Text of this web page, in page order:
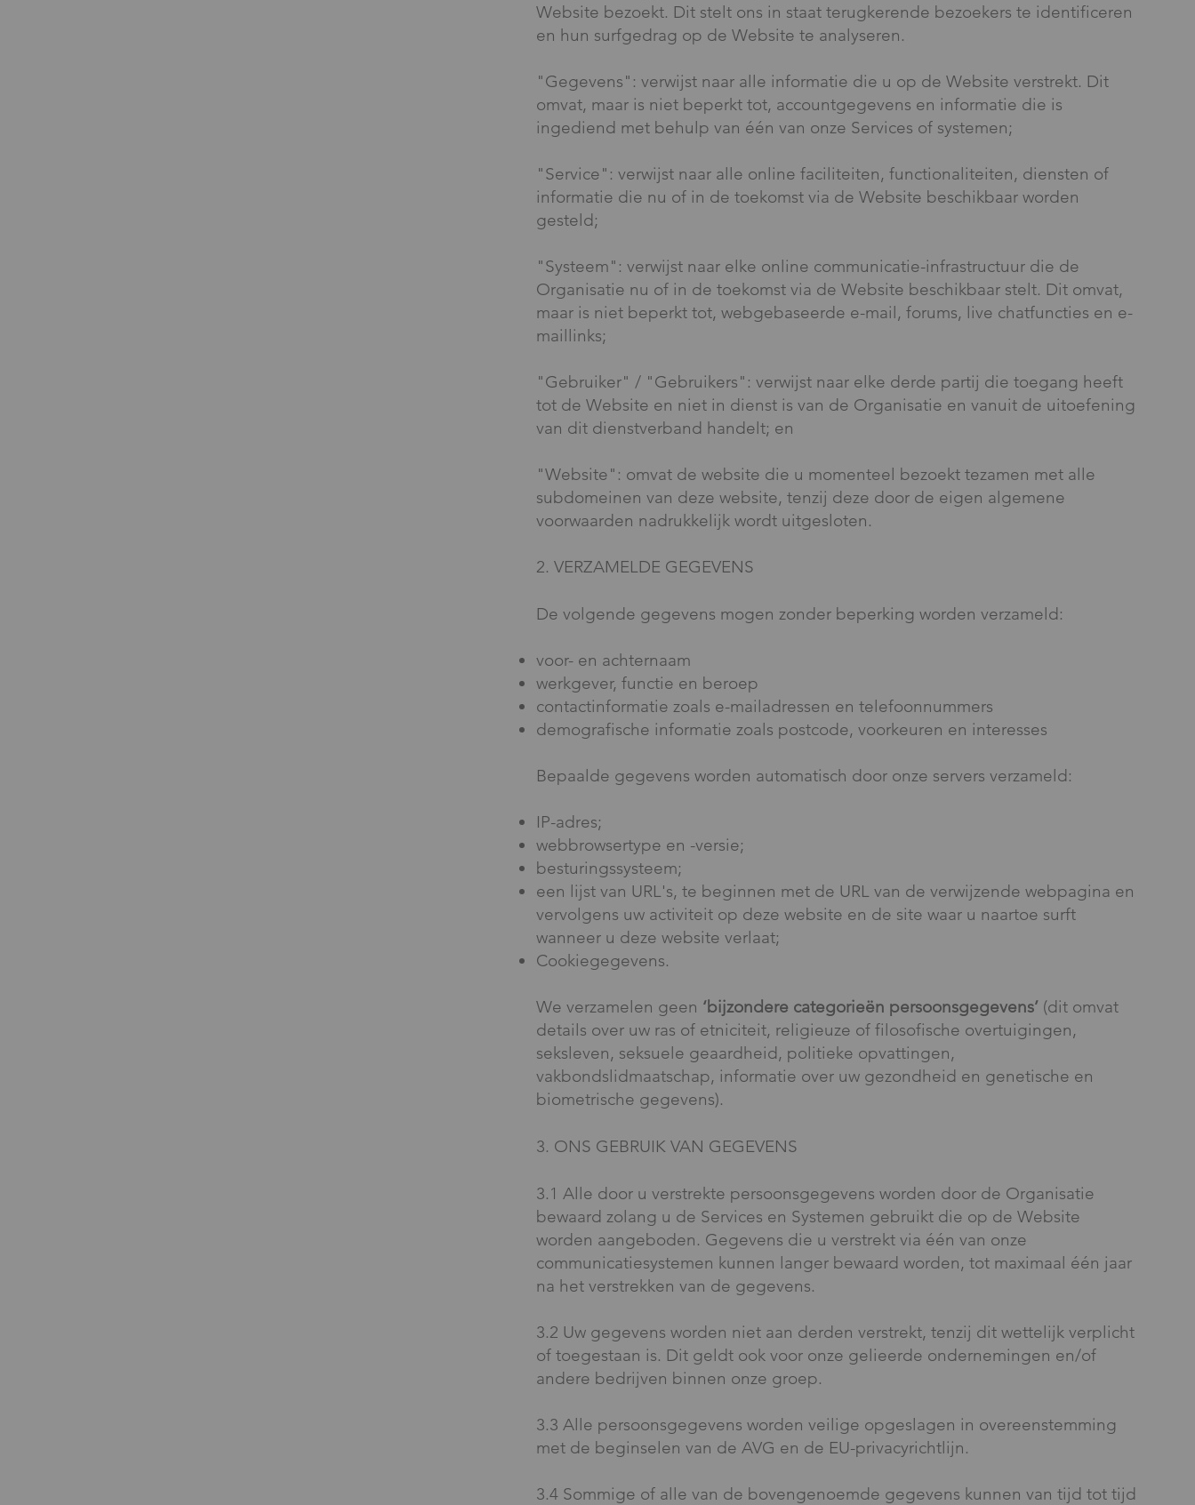
Website bezoekt. Dit stelt ons in staat terugkerende bezoekers te identificeren
en hun surfgedrag op de Website te analyseren.
"Gegevens": verwijst naar alle informatie die u op de Website verstrekt. Dit
omvat, maar is niet beperkt tot, accountgegevens en informatie die is
ingediend met behulp van één van onze Services of systemen;
"Service": verwijst naar alle online faciliteiten, functionaliteiten, diensten of
informatie die nu of in de toekomst via de Website beschikbaar worden
gesteld;
"Systeem": verwijst naar elke online communicatie-infrastructuur die de
Organisatie nu of in de toekomst via de Website beschikbaar stelt. Dit omvat,
maar is niet beperkt tot, webgebaseerde e-mail, forums, live chatfuncties en e-
maillinks;
"Gebruiker" / "Gebruikers": verwijst naar elke derde partij die toegang heeft
tot de Website en niet in dienst is van de Organisatie en vanuit de uitoefening
van dit dienstverband handelt; en
"Website": omvat de website die u momenteel bezoekt tezamen met alle
subdomeinen van deze website, tenzij deze door de eigen algemene
voorwaarden nadrukkelijk wordt uitgesloten.
2. VERZAMELDE GEGEVENS
De volgende gegevens mogen zonder beperking worden verzameld:
voor- en achternaam
werkgever, functie en beroep
contactinformatie zoals e-mailadressen en telefoonnummers
demografische informatie zoals postcode, voorkeuren en interesses
Bepaalde gegevens worden automatisch door onze servers verzameld:
IP-adres;
webbrowsertype en -versie;
besturingssysteem;
een lijst van URL's, te beginnen met de URL van de verwijzende webpagina en
vervolgens uw activiteit op deze website en de site waar u naartoe surft
wanneer u deze website verlaat;
Cookiegegevens.
We verzamelen geen ‘bijzondere categorieën persoonsgegevens’(dit omvat
details over uw ras of etniciteit, religieuze of filosofische overtuigingen,
seksleven, seksuele geaardheid, politieke opvattingen,
vakbondslidmaatschap, informatie over uw gezondheid en genetische en
biometrische gegevens).
3. ONS GEBRUIK VAN GEGEVENS
3.1 Alle door u verstrekte persoonsgegevens worden door de Organisatie
bewaard zolang u de Services en Systemen gebruikt die op de Website
worden aangeboden. Gegevens die u verstrekt via één van onze
communicatiesystemen kunnen langer bewaard worden, tot maximaal één jaar
na het verstrekken van de gegevens.
3.2 Uw gegevens worden niet aan derden verstrekt, tenzij dit wettelijk verplicht
of toegestaan is. Dit geldt ook voor onze gelieerde ondernemingen en/of
andere bedrijven binnen onze groep.
3.3 Alle persoonsgegevens worden veilige opgeslagen in overeenstemming
met de beginselen van de AVG en de EU-privacyrichtlijn.
3.4 Sommige of alle van de bovengenoemde gegevens kunnen van tijd tot tijd